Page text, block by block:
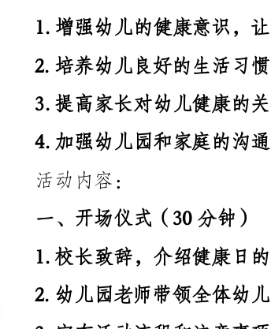
题，如饮食、运动、卫生等；
4.加强幼儿园和家庭的沟通和合作。
活动内容：
一、开场仪式（30分钟）
1.校长致辞，介绍健康日的目的和意义；
二、健康知识讲座（40分钟）